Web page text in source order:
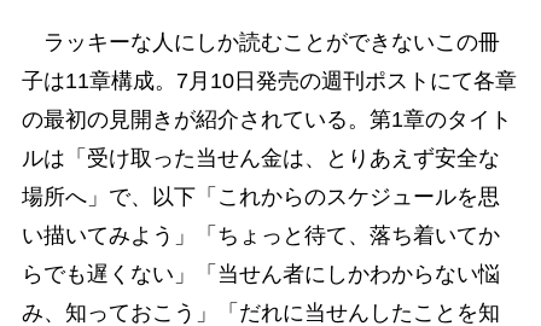
ラッキーな人にしか読むことができないこの冊
子は11章構成。7月10日発売の週刊ポストにて各章
の最初の見開きが紹介されている。第1章のタイト
ルは「受け取った当せん金は、とりあえず安全な
場所へ」で、以下「これからのスケジュールを思
い描いてみよう」「ちょっと待て、落ち着いてか
らでも遅くない」「当せん者にしかわからない悩
み、知っておこう」「だれに当せんしたことを知